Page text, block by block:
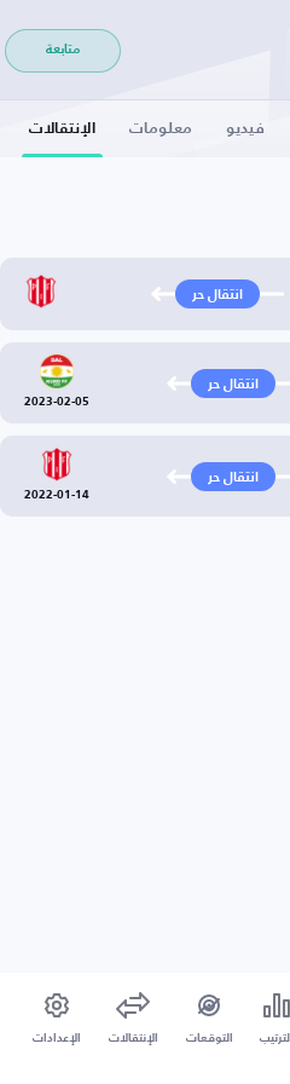
متابعة
فيديو معلومات الإنتقالات
انتقال حر
انتقال حر
2023-02-05
انتقال حر
2022-01-14
الترتيب التوقعات الإنتقالات الإعدادات